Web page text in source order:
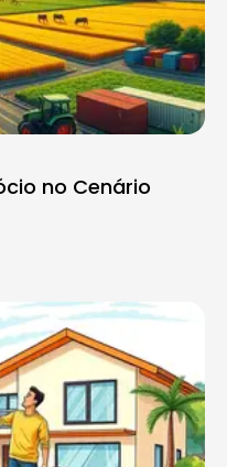
no Cenário